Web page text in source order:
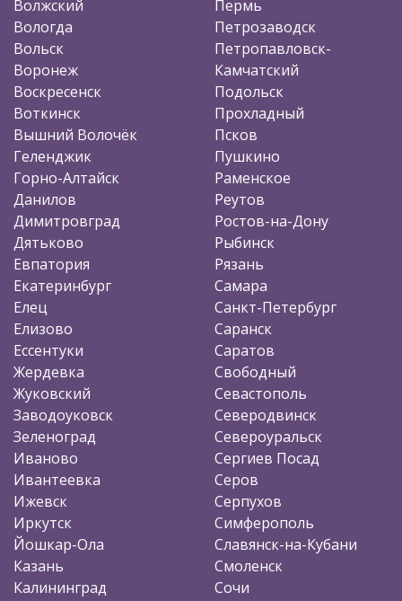
Волжский
Вологда
Вольск
Воронеж
Воскресенск
Воткинск
Вышний Волочёк
Геленджик
Горно-Алтайск
Данилов
Димитровград
Дятьково
Евпатория
Екатеринбург
Елец
Елизово
Ессентуки
Жердевка
Жуковский
Заводоуковск
Зеленоград
Иваново
Ивантеевка
Ижевск
Иркутск
Йошкар-Ола
Казань
Калининград
Пермь
Петрозаводск
Петропавловск-
Камчатский
Подольск
Прохладный
Псков
Пушкино
Раменское
Реутов
Ростов-на-Дону
Рыбинск
Рязань
Самара
Санкт-Петербург
Саранск
Саратов
Свободный
Севастополь
Северодвинск
Североуральск
Сергиев Посад
Серов
Серпухов
Симферополь
Славянск-на-Кубани
Смоленск
Сочи